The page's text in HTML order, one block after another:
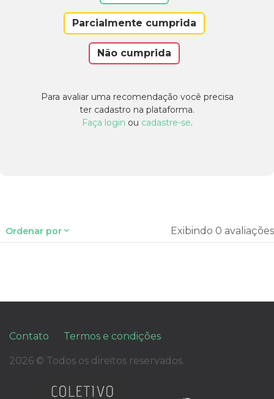
Parcialmente cumprida
Não cumprida
Para avaliar uma recomendação você precisa
ter cadastro na plataforma.
Faça login ou cadastre-se.
Ordenar por Exibindo 0 avaliações
Contato Termos e condições
2026 © Todos os direitos reservados.